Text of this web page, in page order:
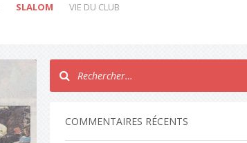
SLALOM VIE DU CLUB
COMMENTAIRES RÉCENTS